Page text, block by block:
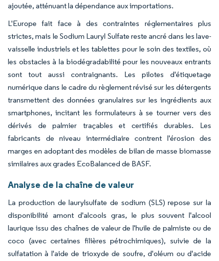
ajoutée, atténuant la dépendance aux importations.
L'Europe fait face à des contraintes réglementaires plus
strictes, mais le Sodium Lauryl Sulfate reste ancré dans les lave-
vaisselle industriels et les tablettes pour le soin des textiles, où
les obstacles à la biodégradabilité pour les nouveaux entrants
sont tout aussi contraignants. Les pilotes d'étiquetage
numérique dans le cadre du règlement révisé sur les détergents
transmettent des données granulaires sur les ingrédients aux
smartphones, incitant les formulateurs à se tourner vers des
dérivés de palmier traçables et certifiés durables. Les
fabricants de niveau intermédiaire contrent l'érosion des
marges en adoptant des modèles de bilan de masse biomasse
similaires aux grades EcoBalanced de BASF.
Analyse de la chaîne de valeur
La production de laurylsulfate de sodium (SLS) repose sur la
disponibilité amont d'alcools gras, le plus souvent l'alcool
laurique issu des chaînes de valeur de l'huile de palmiste ou de
coco (avec certaines filières pétrochimiques), suivie de la
sulfatation à l'aide de trioxyde de soufre, d'oléum ou d'acide